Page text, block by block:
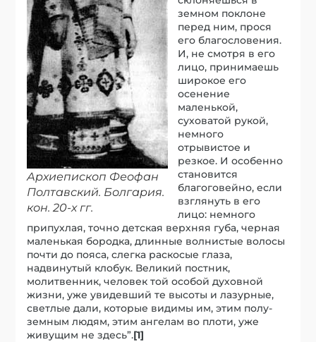
Архиепископ Феофан
Полтавский. Болгария.
кон. 20-х гг.
земном поклоне
перед ним, прося
его благословения.
И, не смотря в его
лицо, принимаешь
широкое его
осенение
маленькой,
суховатой рукой,
немного
отрывистое и
резкое. И особенно
становится
благоговейно, если
взглянуть в его
лицо: немного
припухлая, точно детская верхняя губа, черная
маленькая бородка, длинные волнистые волосы
почти до пояса, слегка раскосые глаза,
надвинутый клобук. Великий постник,
молитвенник, человек той особой духовной
жизни, уже увидевший те высоты и лазурные,
светлые дали, которые видимы им, этим полу-
земным людям, этим ангелам во плоти, уже
живущим не здесь”.[1]